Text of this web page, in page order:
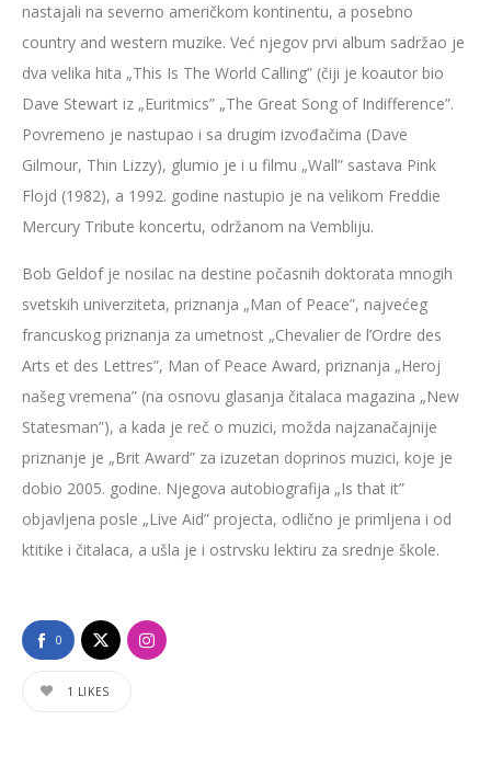
nastajali na severno američkom kontinentu, a posebno
country and western muzike. Već njegov prvi album sadržao je
dva velika hita „This Is The World Calling” (čiji je koautor bio
Dave Stewart iz „Euritmics” „The Great Song of Indifference”.
Povremeno je nastupao i sa drugim izvođačima (Dave
Gilmour, Thin Lizzy), glumio je i u filmu „Wall” sastava Pink
Flojd (1982), a 1992. godine nastupio je na velikom Freddie
Mercury Tribute koncertu, održanom na Vembliju.
Bob Geldof je nosilac na destine počasnih doktorata mnogih
svetskih univerziteta, priznanja „Man of Peace”, najvećeg
francuskog priznanja za umetnost „Chevalier de l’Ordre des
Arts et des Lettres”, Man of Peace Award, priznanja „Heroj
našeg vremena” (na osnovu glasanja čitalaca magazina „New
Statesman”), a kada je reč o muzici, možda najzanačajnije
priznanje je „Brit Award” za izuzetan doprinos muzici, koje je
dobio 2005. godine. Njegova autobiografija „Is that it”
objavljena posle „Live Aid” projecta, odlično je primljena i od
ktitike i čitalaca, a ušla je i ostrvsku lektiru za srednje škole.
0
1 LIKES